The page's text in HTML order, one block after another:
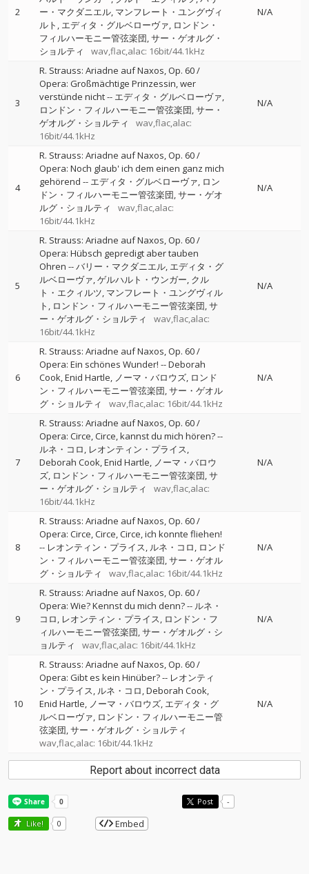
2
ー・マクダニエル マンフレート・ユングヴィ
ルト エディタ・グルベローヴァ ロンドン・
フィルハーモニー管弦楽団 サー・ゲオルグ・
ショルティ
wav,flac,alac: 16bit/44.1kHz
N/A
3
R. Strauss: Ariadne auf Naxos, Op. 60 /
Opera: Großmächtige Prinzessin, wer
verstünde nicht-- エディタ・グルベローヴァ
ロンドン・フィルハーモニー管弦楽団 サー・
ゲオルグ・ショルティ
wav,flac,alac:
16bit/44.1kHz
N/A
4
R. Strauss: Ariadne auf Naxos, Op. 60 /
Opera: Noch glaub' ich dem einen ganz mich
gehörend -- エディタ・グルベローヴァ ロン
ドン・フィルハーモニー管弦楽団 サー・ゲオ
ルグ・ショルティ
wav,flac,alac:
16bit/44.1kHz
N/A
5
R. Strauss: Ariadne auf Naxos, Op. 60 /
Opera: Hübsch gepredigt aber tauben
Ohren --バリー・マクダニエル エディタ・グ
ルベローヴァ ゲルハルト・ウンガー クル
ト・エクィルツ マンフレート・ユングヴィル
ト
ロンドン・フィルハーモニー管弦楽団 サ
ー・ゲオルグ・ショルティ
wav,flac,alac:
16bit/44.1kHz
N/A
6
R. Strauss: Ariadne auf Naxos, Op. 60 /
Opera: Ein schönes Wunder! --Deborah
Cook Enid Hartle ノーマ・バロウズ ロンド
ン・フィルハーモニー管弦楽団 サー・ゲオル
グ・ショルティ
wav,flac,alac: 16bit/44.1kHz
N/A
7
R. Strauss: Ariadne auf Naxos, Op. 60 /
Opera: Circe, Circe, kannst du mich hören?--
ルネ・コロ レオンティン・プライス
Deborah Cook Enid Hartle ノーマ・バロウ
ズ ロンドン・フィルハーモニー管弦楽団 サ
ー・ゲオルグ・ショルティ
wav,flac,alac:
16bit/44.1kHz
N/A
8
R. Strauss: Ariadne auf Naxos, Op. 60 /
Opera: Circe, Circe, Circe, ich konnte fliehen!
-- レオンティン・プライス ルネ・コロ ロンド
ン・フィルハーモニー管弦楽団 サー・ゲオル
グ・ショルティ
wav,flac,alac: 16bit/44.1kHz
N/A
9
R. Strauss: Ariadne auf Naxos, Op. 60 /
Opera: Wie? Kennst du mich denn?-- ルネ・
コロ レオンティン・プライス ロンドン・フ
ィルハーモニー管弦楽団 サー・ゲオルグ・シ
ョルティ
wav,flac,alac: 16bit/44.1kHz
N/A
10
R. Strauss: Ariadne auf Naxos, Op. 60 /
Opera: Gibt es kein Hinüber?-- レオンティ
ン・プライス ルネ・コロ Deborah Cook
Enid Hartle ノーマ・バロウズ エディタ・グ
ルベローヴァ ロンドン・フィルハーモニー管
弦楽団 サー・ゲオルグ・ショルティ
wav,flac,alac: 16bit/44.1kHz
N/A
Report about incorrect data
Post -
Like! 0 Embed